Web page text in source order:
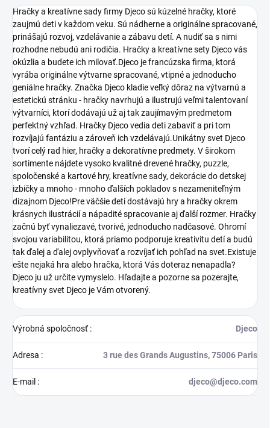
Hračky a kreatívne sady firmy Djeco sú kúzelné hračky, ktoré
zaujmú deti v každom veku. Sú nádherne a originálne spracované,
prinášajú rozvoj, vzdelávanie a zábavu detí. A nudiť sa s nimi
rozhodne nebudú ani rodičia. Hračky a kreatívne sety Djeco vás
okúzlia a budete ich milovať.Djeco je francúzska firma, ktorá
vyrába originálne výtvarne spracované, vtipné a jednoducho
geniálne hračky. Značka Djeco kladie veľký dôraz na výtvarnú a
estetickú stránku - hračky navrhujú a ilustrujú veľmi talentovaní
výtvarníci, ktorí dodávajú už aj tak zaujímavým predmetom
perfektný vzhľad. Hračky Djeco vedia deti zabaviť a pri tom
rozvíjajú fantáziu a zároveň ich vzdelávajú.Unikátny svet Djeco
tvorí celý rad hier, hračky a dekoratívne predmety. V širokom
sortimente nájdete vysoko kvalitné drevené hračky, puzzle,
spoločenské a kartové hry, kreatívne sady, dekorácie do detskej
izbičky a mnoho - mnoho ďalších pokladov s nezameniteľným
dizajnom Djeco!Pre väčšie deti dostávajú hry a hračky okrem
krásnych ilustrácií a nápadité spracovanie aj ďalší rozmer. Hračky
začnú byť vynaliezavé, tvorivé, jednoducho nadčasové. Ohromí
svojou variabilitou, ktorá priamo podporuje kreativitu detí a budú
tak ďalej a ďalej ovplyvňovať a rozvíjať ich pohľad na svet.Existuje
ešte nejaká hra alebo hračka, ktorá Vás doteraz nenapadla?
Djeco ju už určite vymyslelo. Hľadajte a pozorne sa pozerajte,
kreatívny svet Djeco je Vám otvorený.
Výrobná spoločnosť: Djeco
Adresa : 3 rue des Grands Augustins, 75006 Paris
E-mail : djeco@djeco.com